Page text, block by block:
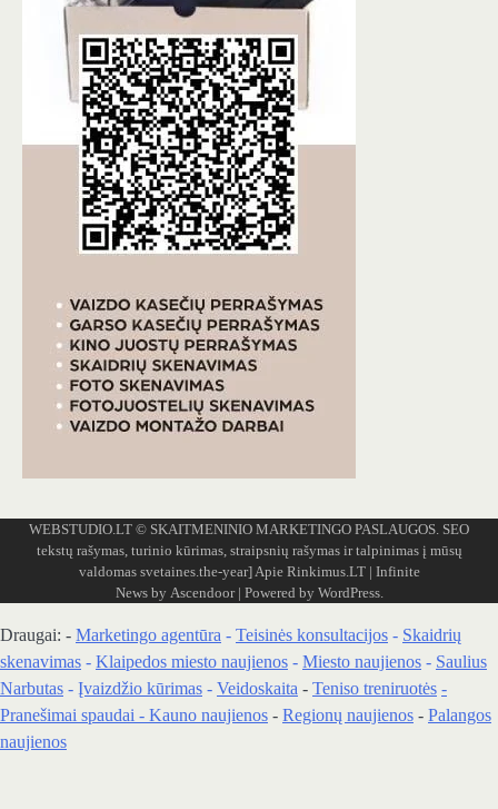
WEBSTUDIO.LT © SKAITMENINIO MARKETINGO PASLAUGOS. SEO
tekstų rašymas, turinio kūrimas, straipsnių rašymas ir talpinimas į mūsų
valdomas svetaines.the-year]Apie Rinkimus.LT| Infinite
News by Ascendoor| Powered by WordPress.
Draugai: - Marketingo agentūra - Teisinės konsultacijos - Skaidrių
skenavimas - Klaipedos miesto naujienos - Miesto naujienos - Saulius
Narbutas - Įvaizdžio kūrimas - Veidoskaita - Teniso treniruotės -
Pranešimai spaudai - Kauno naujienos - Regionų naujienos - Palangos
naujienos